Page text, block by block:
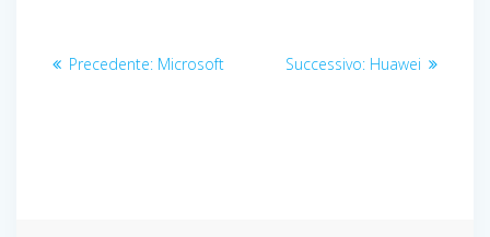
Navigazione
Precedente: Articolo
Microsoft Successivo: Articolo
Huawei